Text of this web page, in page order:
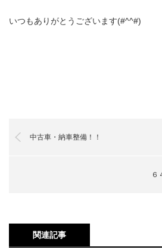
いつもありがとうございます(#^^#)
中古車・納車整備！！
６
関連記事